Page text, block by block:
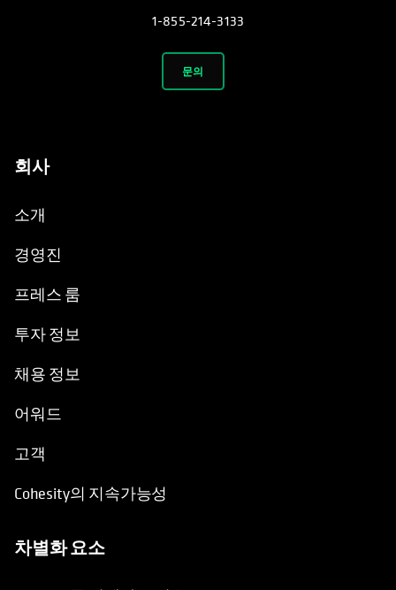
1-855-214-3133
문의
회사
소개
경영진
프레스 룸
투자 정보
채용 정보
어워드
고객
Cohesity의 지속가능성
차별화 요소